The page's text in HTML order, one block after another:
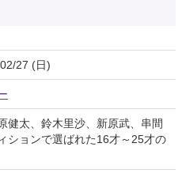
27 (日)
健太、鈴木里沙、新原武、串間
ションで選ばれた16才～25才の